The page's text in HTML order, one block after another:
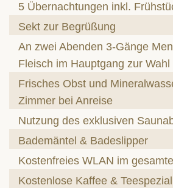
5 Übernachtungen inkl.
Sekt zur Begrüßung
An zwei Abenden 3-Gänge
Fleisch im Hauptgang zur Wahl
Frisches Obst und
Zimmer bei Anreise
Nutzung des exklusiven
Bademäntel & Badeslipper
Kostenfreies WLAN im
Kostenlose Kaffee &